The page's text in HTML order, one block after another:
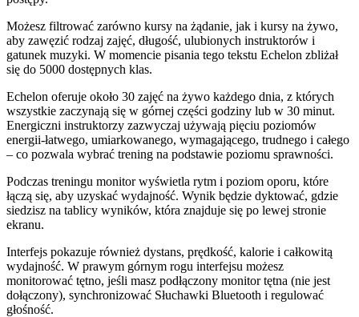
Możesz filtrować zarówno kursy na żądanie, jak i kursy na żywo,
aby zawęzić rodzaj zajęć, długość, ulubionych instruktorów i
gatunek muzyki. W momencie pisania tego tekstu Echelon zbliżał
się do 5000 dostępnych klas.
Echelon oferuje około 30 zajęć na żywo każdego dnia, z których
wszystkie zaczynają się w górnej części godziny lub w 30 minut.
Energiczni instruktorzy zazwyczaj używają pięciu poziomów
energii-łatwego, umiarkowanego, wymagającego, trudnego i całego
– co pozwala wybrać trening na podstawie poziomu sprawności.
Podczas treningu monitor wyświetla rytm i poziom oporu, które
łączą się, aby uzyskać wydajność. Wynik będzie dyktować, gdzie
siedzisz na tablicy wyników, która znajduje się po lewej stronie
ekranu.
Interfejs pokazuje również dystans, prędkość, kalorie i całkowitą
wydajność. W prawym górnym rogu interfejsu możesz
monitorować tętno, jeśli masz podłączony monitor tętna (nie jest
dołączony), synchronizować Słuchawki Bluetooth i regulować
głośność.